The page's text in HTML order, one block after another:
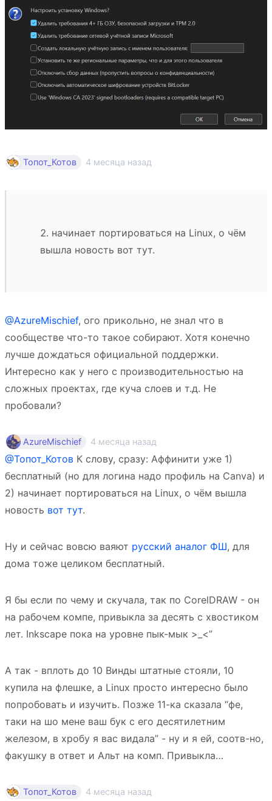
Топот_Котов 4 месяца назад
начинает портироваться на Linux, о чём
вышла новость вот тут.
@AzureMischief, ого прикольно, не знал что в
сообществе что-то такое собирают. Хотя конечно
лучше дождаться официальной поддержки.
Интересно как у него с производительностью на
сложных проектах, где куча слоев и т.д. Не
пробовали?
AzureMischief 4 месяца назад
@Топот_Котов К слову, сразу: Аффинити уже 1)
бесплатный (но для логина надо профиль на Canva) и
2) начинает портироваться на Linux, о чём вышла
новость вот тут.
Ну и сейчас вовсю ваяют русский аналог ФШ, для
дома тоже целиком бесплатный.
Я бы если по чему и скучала, так по CorelDRAW - он
на рабочем компе, привыкла за десять с хвостиком
лет. Inkscape пока на уровне пык-мык >_<”
А так - вплоть до 10 Винды штатные стояли, 10
купила на флешке, а Linux просто интересно было
попробовать и изучить. Позже 11-ка сказала “фе,
таки на шо мене ваш бук с его десятилетним
железом, в хробу я вас видала” - ну и я ей, соотв-но,
факушку в ответ и Альт на комп. Привыкла…
Топот_Котов 4 месяца назад